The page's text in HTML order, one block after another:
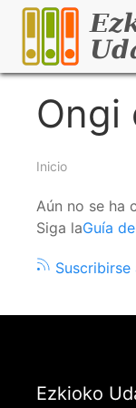
Pasar
contenido
principal
Ongi
de
ayuda
a
Inicio
Aún no se ha
Siga laGuía
Ezkioko